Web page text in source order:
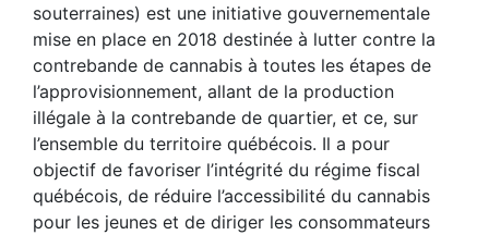
souterraines) est une initiative gouvernementale
mise en place en 2018 destinée à lutter contre la
contrebande de cannabis à toutes les étapes de
l’approvisionnement, allant de la production
illégale à la contrebande de quartier, et ce, sur
l’ensemble du territoire québécois. Il a pour
objectif de favoriser l’intégrité du régime fiscal
québécois, de réduire l’accessibilité du cannabis
pour les jeunes et de diriger les consommateurs